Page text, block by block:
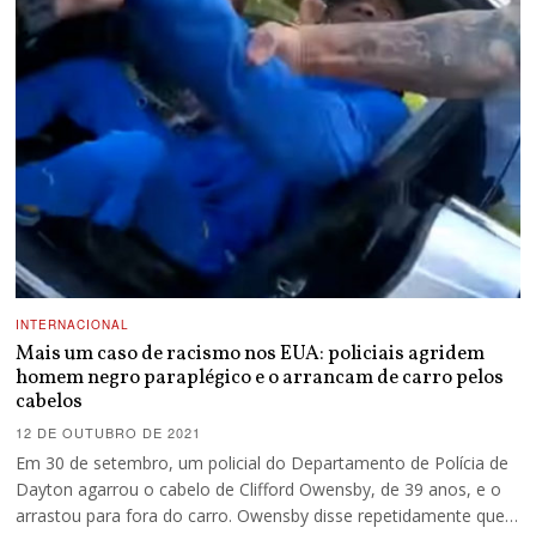
INTERNACIONAL
Mais um caso de racismo nos EUA: policiais agridem
homem negro paraplégico e o arrancam de carro pelos
cabelos
12 DE OUTUBRO DE 2021
Em 30 de setembro, um policial do Departamento de Polícia de
Dayton agarrou o cabelo de Clifford Owensby, de 39 anos, e o
arrastou para fora do carro. Owensby disse repetidamente que…